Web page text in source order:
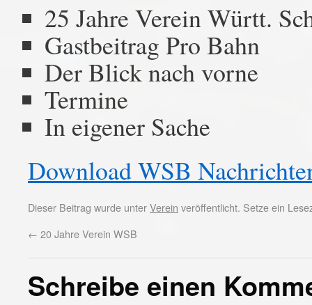
25 Jahre Verein Württ.
Gastbeitrag Pro Bahn
Der Blick nach vorne
Termine
In eigener Sache
Download WSB
Dieser Beitrag wurde unterVerein veröffentlicht. Setze ein
← 20 Jahre Verein WSB
Schreibe einen